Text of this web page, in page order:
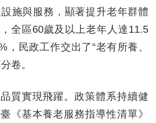
施與服務，顯著提升老年群體
全區60歲及以上老年人達11.5
，民政工作交出了“老有所養、
卷。
實現飛躍。政策體系持續健
《基本養老服務指導性清單》